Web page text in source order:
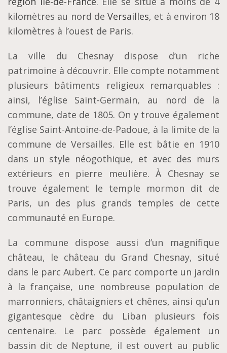
kilomètres au nord de Versailles, et à environ 18
kilomètres à l’ouest de Paris.
La ville du Chesnay dispose d’un riche
patrimoine à découvrir. Elle compte notamment
plusieurs bâtiments religieux remarquables :
ainsi, l’église Saint-Germain, au nord de la
commune, date de 1805. On y trouve également
l’église Saint-Antoine-de-Padoue, à la limite de la
commune de Versailles. Elle est bâtie en 1910
dans un style néogothique, et avec des murs
extérieurs en pierre meulière. À Chesnay se
trouve également le temple mormon dit de
Paris, un des plus grands temples de cette
communauté en Europe.
La commune dispose aussi d’un magnifique
château, le château du Grand Chesnay, situé
dans le parc Aubert. Ce parc comporte un jardin
à la française, une nombreuse population de
marronniers, châtaigniers et chênes, ainsi qu’un
gigantesque cèdre du Liban plusieurs fois
centenaire. Le parc possède également un
bassin dit de Neptune, il est ouvert au public